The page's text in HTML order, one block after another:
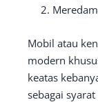
Mobil atau
modern
keatas
sebagai syarat